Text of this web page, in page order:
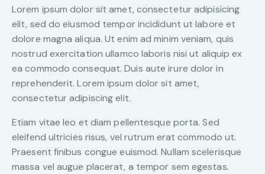
Lorem ipsum dolor sit amet, consectetur adipisicing
elit, sed do eiusmod tempor incididunt ut labore et
dolore magna aliqua. Ut enim ad minim veniam, quis
nostrud exercitation ullamco laboris nisi ut aliquip ex
ea commodo consequat. Duis aute irure dolor in
reprehenderit. Lorem ipsum dolor sit amet,
consectetur adipiscing elit.
Etiam vitae leo et diam pellentesque porta. Sed
eleifend ultricies risus, vel rutrum erat commodo ut.
Praesent finibus congue euismod. Nullam scelerisque
massa vel augue placerat, a tempor sem egestas.